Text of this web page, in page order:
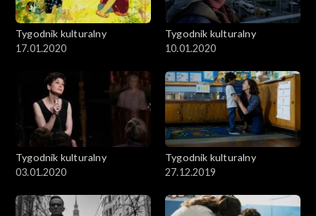
Tygodnik kulturalny
17.01.2020
Tygodnik kulturalny
10.01.2020
Tygodnik kulturalny
03.01.2020
Tygodnik kulturalny
27.12.2019